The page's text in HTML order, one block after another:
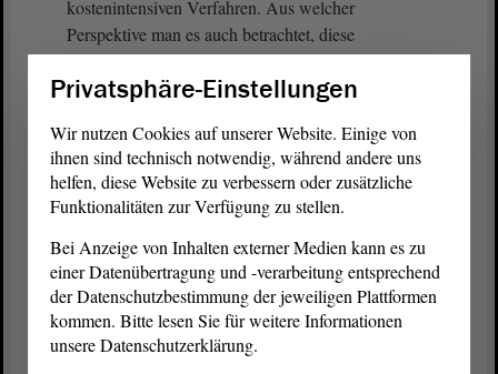
kostenintensiven Verfahren. Aus welcher
Perspektive man es auch betrachtet, diese
Maßnahmen sind nicht aus dem Corona-
Sondervermögen zu finanzieren, sondern zu
Weil man es offensichtlich nicht oft genug sagen
kann, weise ich noch einmal darauf hin, dass das
Corona-Sondervermögen eine fiskalpolitische
Zeitbombe ist. Hierbei handelt es sich in Wahrheit
um Schulden, deren Tilgung in den Jahren 2029 bis
2050 jährlich ein Loch von 100 Millionen € in den
Landeshaushalt reißen wird. Diese Coronaschulden
sind eine schwere Hypothek für zukünftige
Privatsphäre-Einstellungen
Wir nutzen Cookies auf unserer Website. Einige von
ihnen sind technisch notwendig, während andere uns
helfen, diese Website zu verbessern oder zusätzliche
Funktionalitäten zur Verfügung zu stellen.
Bei Anzeige von Inhalten externer Medien kann es zu
einer Datenübertragung und -verarbeitung entsprechend
der Datenschutzbestimmung der jeweiligen Plattformen
kommen. Bitte lesen Sie für weitere Informationen
unsere Datenschutzerklärung.